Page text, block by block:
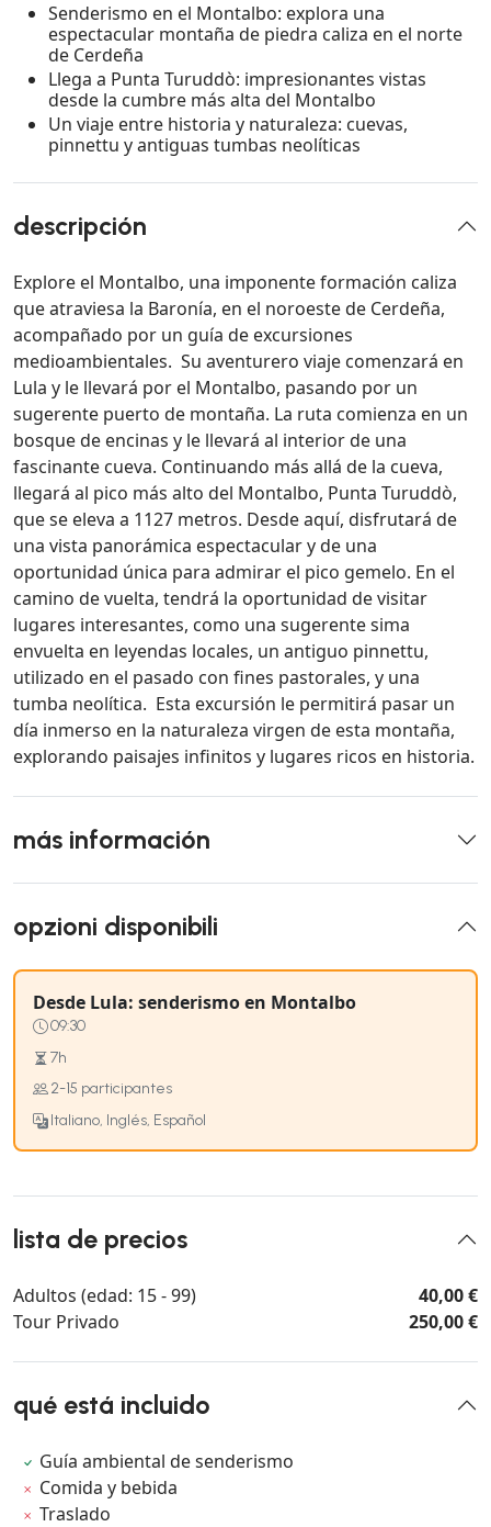
Senderismo en el Montalbo: explora una
espectacular montaña de piedra caliza en el norte
de Cerdeña
Llega a Punta Turuddò: impresionantes vistas
desde la cumbre más alta del Montalbo
Un viaje entre historia y naturaleza: cuevas,
pinnettu y antiguas tumbas neolíticas
descripción
Explore el Montalbo, una imponente formación caliza
que atraviesa la Baronía, en el noroeste de Cerdeña,
acompañado por un guía de excursiones
medioambientales. Su aventurero viaje comenzará en
Lula y le llevará por el Montalbo, pasando por un
sugerente puerto de montaña. La ruta comienza en un
bosque de encinas y le llevará al interior de una
fascinante cueva. Continuando más allá de la cueva,
llegará al pico más alto del Montalbo, Punta Turuddò,
que se eleva a 1127 metros. Desde aquí, disfrutará de
una vista panorámica espectacular y de una
oportunidad única para admirar el pico gemelo. En el
camino de vuelta, tendrá la oportunidad de visitar
lugares interesantes, como una sugerente sima
envuelta en leyendas locales, un antiguo pinnettu,
utilizado en el pasado con fines pastorales, y una
tumba neolítica. Esta excursión le permitirá pasar un
día inmerso en la naturaleza virgen de esta montaña,
explorando paisajes infinitos y lugares ricos en historia.
más información
opzioni disponibili
Desde Lula: senderismo en Montalbo
09:30
7h
2-15 participantes
Italiano, Inglés, Español
lista de precios
Adultos (edad: 15 - 99)
40,00 €
Tour Privado
250,00 €
qué está incluido
Guía ambiental de senderismo
Comida y bebida
Traslado